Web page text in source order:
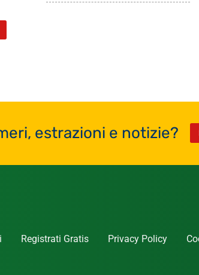
estrazioni e notizie?
Registrati Gratis Privacy Policy